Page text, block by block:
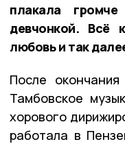
плакала
девчонкой. Всё
любовь и так
После
Тамбовское
хорового
работала в